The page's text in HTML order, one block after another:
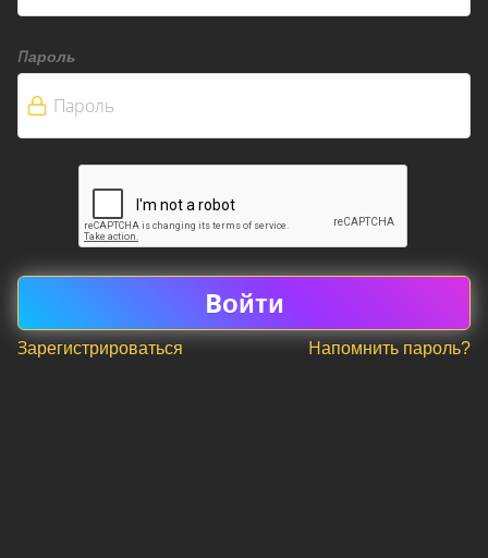
Пароль
Зарегистрироваться Напомнить пароль?